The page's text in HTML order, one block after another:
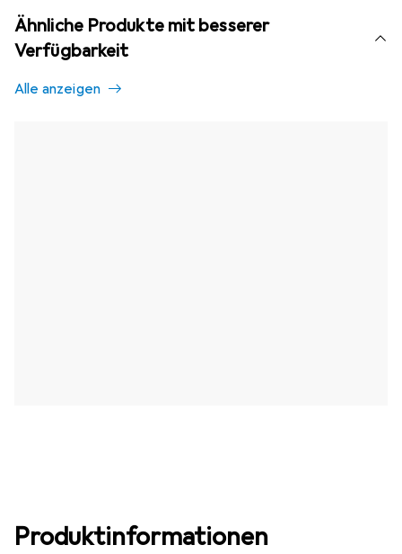
Ähnliche Produkte mit besserer
Verfügbarkeit
Alle anzeigen
Produktinformationen